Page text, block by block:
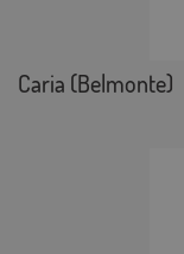
Caria (Belmonte)